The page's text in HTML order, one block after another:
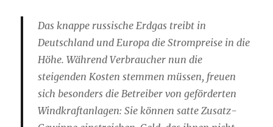
Das knappe russische Erdgas treibt in
Deutschland und Europa die Strompreise in die
Höhe. Während Verbraucher nun die
steigenden Kosten stemmen müssen, freuen
sich besonders die Betreiber von geförderten
Windkraftanlagen: Sie können satte Zusatz-